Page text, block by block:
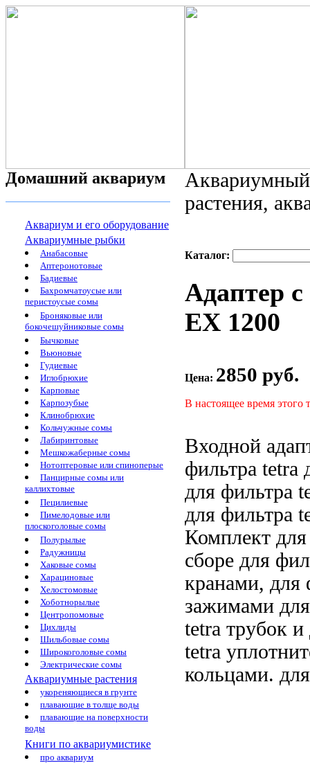
Домашний аквариум
Аквариум и его оборудование
Аквариумные рыбки
Анабасовые
Аптеронотовые
Бадиевые
Бахромчатоусые или
перистоусые сомы
Броняковые или
бокочешуйниковые сомы
Бычковые
Вьюновые
Гудиевые
Иглобрюхие
Карповые
Карпозубые
Клинобрюхие
Кольчужные сомы
Лабиринтовые
Мешкожаберные сомы
Нотоптеровые или спиноперые
Панцирные сомы или
каллихтовые
Пецилиевые
Пимелодовые или
плоскоголовые сомы
Полурылые
Радужницы
Хаковые сомы
Харациновые
Хелостомовые
Хоботнорылые
Центропомовые
Цихлиды
Шильбовые сомы
Широкоголовые сомы
Электрические сомы
Аквариумные растения
укореняющиеся в грунте
плавающие в толще воды
плавающие на поверхности
воды
Книги по аквариумистике
про аквариум
растения,
Каталог:
Адаптер
EX 1200
Цена: 2850 руб.
В настоящее время этого
Входной
фильтра tetra
для фильтра
для фильтра
Комплект
сборе для
кранами, для
зажимами
tetra трубок и
tetra
кольцами.